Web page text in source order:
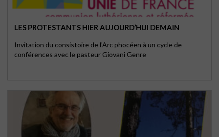
LES PROTESTANTS HIER AUJOURD’HUI DEMAIN
Invitation du consistoire de l'Arc phocéen à un cycle de
conférences avec le pasteur Giovani Genre